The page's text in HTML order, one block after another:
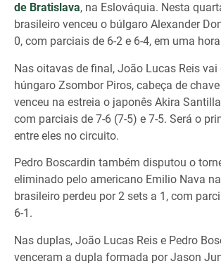
de Bratislava, na Eslováquia. Nesta
brasileiro venceu o búlgaro Alexander
0, com parciais de 6-2 e 6-4, em uma
Nas oitavas de final, João Lucas Reis vai
húngaro Zsombor Piros, cabeça de
venceu na estreia o japonês Akira
com parciais de 7-6 (7-5) e 7-5. Será o
entre eles no circuito.
Pedro Boscardin também disputou o
eliminado pelo americano Emilio Nava
brasileiro perdeu por 2 sets a 1, com
6-1.
Nas duplas, João Lucas Reis e Pedro
venceram a dupla formada por Jason